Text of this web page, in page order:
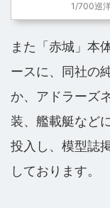
1/700巡
また「赤城」本
ースに、同社の
か、アドラーズ
装、艦載艇など
投入し、模型誌
しております。